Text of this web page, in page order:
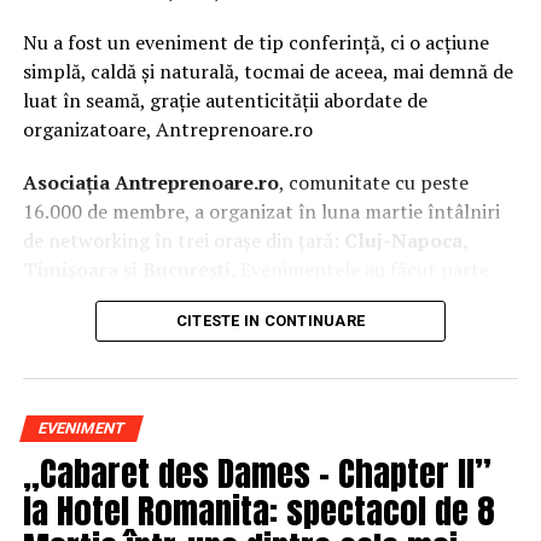
Nu a fost un eveniment de tip conferință, ci o acțiune
simplă, caldă și naturală, tocmai de aceea, mai demnă de
luat în seamă, grație autenticității abordate de
organizatoare, Antreprenoare.ro
Asociația Antreprenoare.ro, comunitate cu peste
16.000 de membre, a organizat în luna martie întâlniri
de networking în trei orașe din țară:
Cluj-Napoca,
campania națională„Aleg să fiu vizibilă„, o
inițiativă care combină sesiuni de fotografie de brand
prezentă, cu numele tău și cu afacerea ta, în spațiul
public.
La Cluj-Napoca, sesiunile foto au fost susținute de doi
fotografi profesioniști:Valentina Mihalache
(lightsun.ro) șiDeni Sîrb(DA Studio). Valentina a venit
CITESTE IN CONTINUARE
EVENIMENT
„Cabaret des Dames – Chapter II”
la Hotel Romanita: spectacol de 8